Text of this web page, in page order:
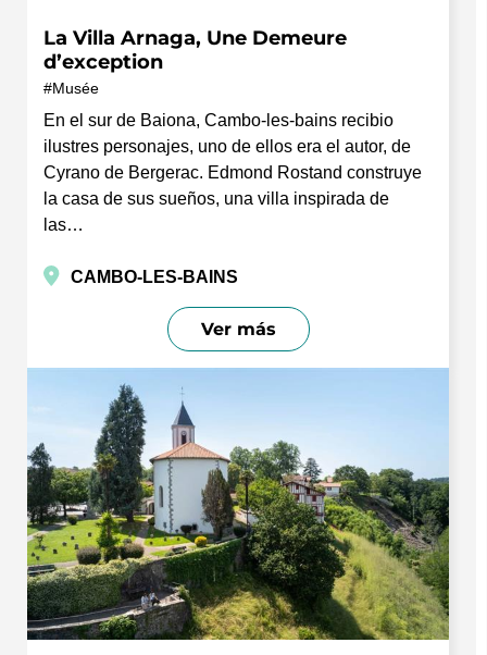
La Villa Arnaga, Une Demeure
d’exception
Musée
En el sur de Baiona, Cambo-les-bains recibio
ilustres personajes, uno de ellos era el autor, de
Cyrano de Bergerac. Edmond Rostand construye
la casa de sus sueños, una villa inspirada de
las…
CAMBO-LES-BAINS
Ver más